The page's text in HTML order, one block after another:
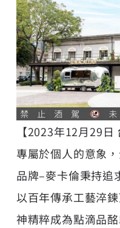
【2023年12月29
專屬於個人的意象
品牌–麥卡倫秉持追
以百年傳承工藝淬
神精粹成為點滴品